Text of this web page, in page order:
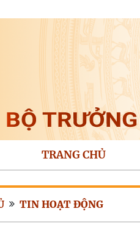
TRANG CHỦ
TIN HOẠT ĐỘNG